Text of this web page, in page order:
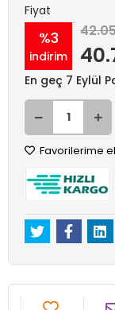
Fiyat
%3
indirim
En geç 7 Eylül
Favorilerime